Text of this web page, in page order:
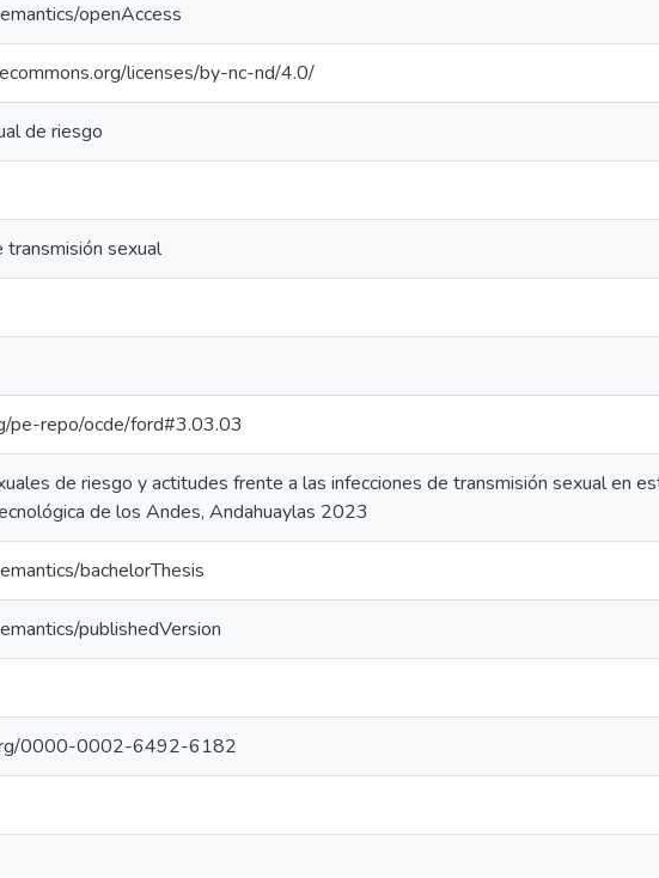
openAccess
licenses/by-nc-nd/4.0/
de riesgo
transmisión sexual
pe-repo/ocde/ford#3.03.03
de riesgo y actitudes frente a las infecciones de transmisión sexual en
de los Andes, Andahuaylas 2023
bachelorThesis
publishedVersion
0000-0002-6492-6182